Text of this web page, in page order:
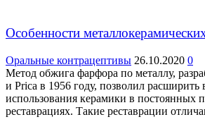
Особенности
Оральные контрацептивы 26.10.2020 0
Метод обжига фарфора по металлу,
и Prica в 1956 году, позволил расширить
использования керамики в постоянных
реставрациях. Такие реставрации